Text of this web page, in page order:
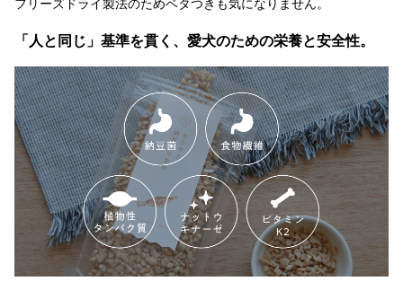
フリーズドライ製法のためベタつきも気になりません。
「人と同じ」基準を貫く、愛犬のための栄養と安全性。